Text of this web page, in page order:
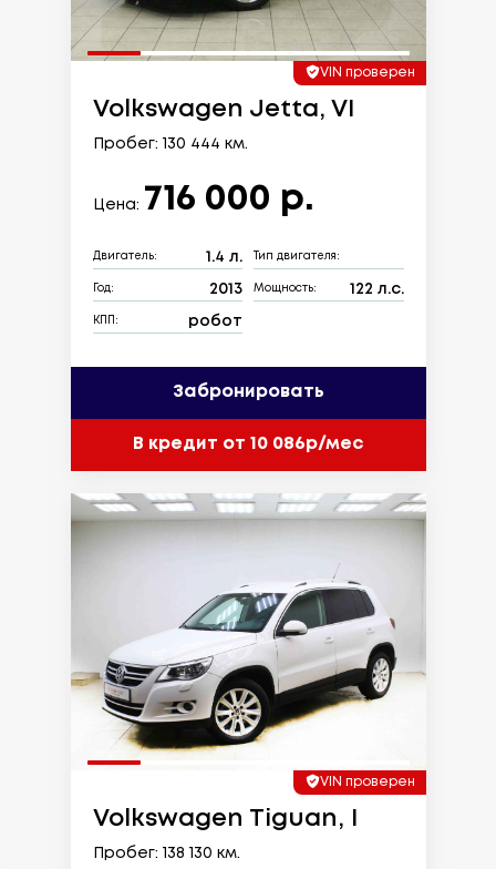
VIN проверен
Volkswagen Jetta, VI
Пробег: 130 444 км.
Цена: 716 000 р.
Двигатель: 1.4 л. Тип двигателя:
Год: 2013 Мощность: 122 л.с.
КПП: робот
Забронировать
В кредит от 10 086р/мес
VIN проверен
Volkswagen Tiguan, I
Пробег: 138 130 км.